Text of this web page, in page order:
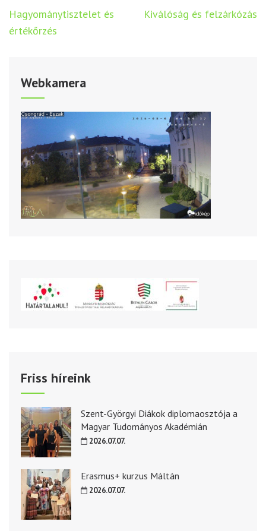
Bejegyzés
navigáció
Hagyománytisztelet és
értékőrzés
Kiválóság és felzárkózás
Webkamera
Friss híreink
Szent-Györgyi Diákok diplomaosztója a
Magyar Tudományos Akadémián
2026.07.07.
Erasmus+ kurzus Máltán
2026.07.07.